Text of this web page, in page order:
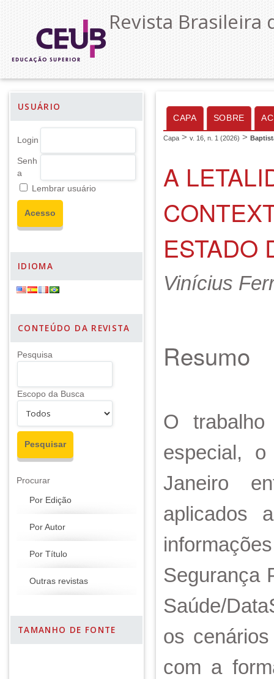
Revista Brasileira
USUÁRIO
Login
Senh
a
Lembrar usuário
IDIOMA
CONTEÚDO DA REVISTA
Pesquisa
Escopo da Busca
Procurar
Por Edição
Por Autor
Por Título
Outras revistas
TAMANHO DE FONTE
CAPA SOBRE
Capa > v. 16, n. 1 (2026) >
A
ESTADO
Vinícius
Resumo
O
especial,
Janeiro
aplicados
Segurança
Saúde/
os
com a